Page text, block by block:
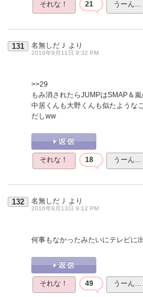
それな！ 21 うーん…
131 名無しだＪ より
2016年9月11日 9:32 PM
>>29
もみ消されたらJUMPはSMAP＆
中居くんも大野くんも似たような
だしww
それな！ 18 うーん…
132 名無しだＪ より
2016年9月13日 9:12 PM
何事もなかったみたいにテレビに
それな！ 49 うーん…